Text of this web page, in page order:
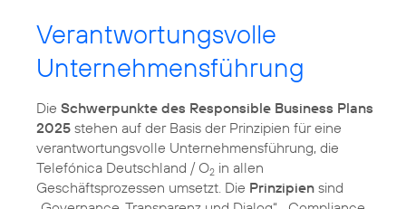
Verantwortungsvolle
Unternehmensführung
Die Schwerpunkte des Responsible Business Plans
2025 stehen auf der Basis der Prinzipien für eine
verantwortungsvolle Unternehmensführung, die
Telefónica Deutschland / O2 in allen
Geschäftsprozessen umsetzt. Die Prinzipien sind